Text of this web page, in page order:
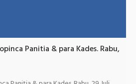
Panitia & para Kades. Rabu,